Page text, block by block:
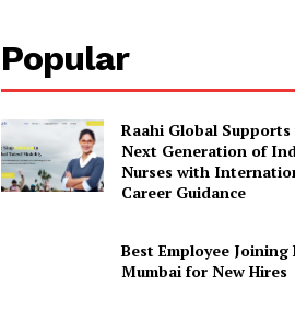
Popular
Raahi Global
Next Generation of
Nurses with
Career Guidance
Best Employee Joining
Mumbai for New Hires